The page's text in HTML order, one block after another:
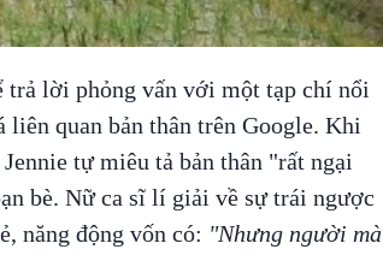
trả lời phỏng vấn với một tạp chí nổi
quan bản thân trên Google. Khi
tự miêu tả bản thân "rất ngại
bè. Nữ ca sĩ lí giải về sự trái ngược
năng động vốn có: "Nhưng người mà